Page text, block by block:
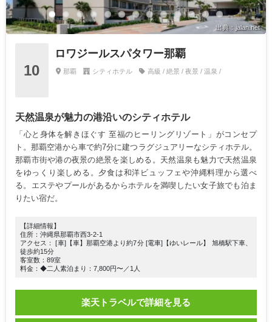
出典：jalan.net
10
ロワジールスパタワー那覇
那覇 シティホテル 高級 / 絶景 / 夜景 / 温泉 /
天然温泉が魅力の港沿いのシティホテル
「心と身体を解きほぐす 至福のヒーリングリゾート」がコンセプ
ト。那覇空港から車で約7分に建つラグジュアリーなシティホテル。
那覇市街や港の夜景の絶景を楽しめる。天然温泉も魅力で天然温泉
をゆっくり楽しめる。夕食は和洋ビュッフェや沖縄料理から選べ
る。エステやプールがあるからホテルを満喫したい女子旅でも泊ま
りたい宿だ。
【詳細情報】
住所：沖縄県那覇市西3-2-1
アクセス： [車]【車】那覇空港より約7分 [電車]【ゆいレール】 旭橋駅下車、
徒歩約15分
客室数：89室
料金：◆二人素泊まり：7,800円〜／1人
楽天トラベルで詳細を見る